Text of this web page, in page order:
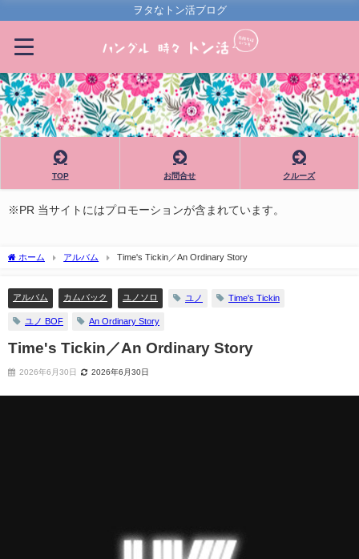
ヲタなトン活ブログ
TOP お問合せ クルーズ
※PR 当サイトにはプロモーションが含まれています。
ホーム アルバム Time's Tickin／An Ordinary Story
アルバム カムバック ユノソロ ユノ Time's Tickin
ユノ BOF An Ordinary Story
Time's Tickin／An Ordinary Story
2026年6月30日 2026年6月30日